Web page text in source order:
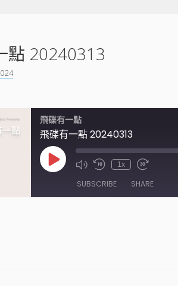
點 20240313
飛碟有一點
飛碟有一點 20240313
Play
Episode
1x
SUBSCRIBE SHARE